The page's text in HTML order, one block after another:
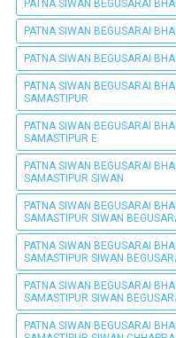
PATNA SIWAN BEGUSARAI
PATNA SIWAN BEGUSARAI
PATNA SIWAN BEGUSARAI
PATNA SIWAN BEGUSARAI
SAMASTIPUR
PATNA SIWAN BEGUSARAI
SAMASTIPUR E
PATNA SIWAN BEGUSARAI
SAMASTIPUR SIWAN
PATNA SIWAN BEGUSARAI
SAMASTIPUR SIWAN
PATNA SIWAN BEGUSARAI
SAMASTIPUR SIWAN
PATNA SIWAN BEGUSARAI
SAMASTIPUR SIWAN
PATNA SIWAN BEGUSARAI